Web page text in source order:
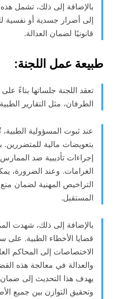
بالإضافة إلى ذلك، تشمل هذه
إلى أضرار جسدية أو نفسية
قانونيًا لضمان العدالة.
طبيعة عمل اللجنة:
تعقد اللجنة جلساتها بناءً على
الطرفان، مثل التقارير
عند ثبوت المسؤولية
بتعويضات مالية للمتضررين.
إجراءات تأديبية ضد
الغرامات. وعند
التراخيص المهنية لضمان
المستقبل.
بالإضافة إلى ذلك، شهدت
قضايا الأخطاء الطبية. على
الاختصاصات إلى المحاكم
والعدالة في معالجة هذه
يهدف هذا التحديث إلى
وتحقيق التوازن بين جميع